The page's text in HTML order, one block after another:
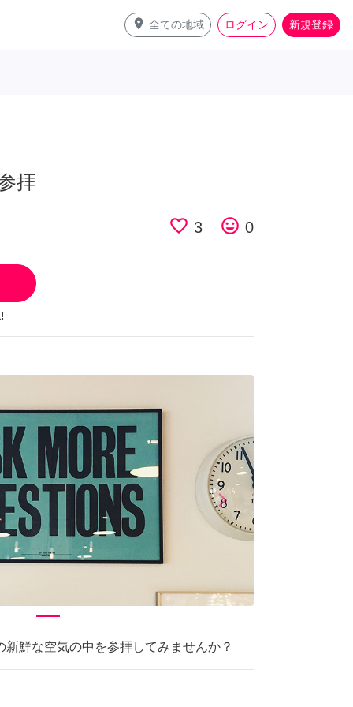
place 全ての地域 ログイン 新規登録
拝
favorite_border 3 tag_faces 0
arrow_forward_iosNext
鮮な空気の中を参拝してみませんか？